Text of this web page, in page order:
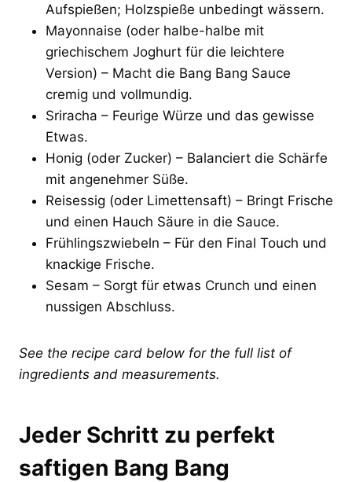
Aufspießen; Holzspieße unbedingt wässern.
Mayonnaise (oder halbe-halbe mit
griechischem Joghurt für die leichtere
Version) – Macht die Bang Bang Sauce
cremig und vollmundig.
Sriracha – Feurige Würze und das gewisse
Etwas.
Honig (oder Zucker) – Balanciert die Schärfe
mit angenehmer Süße.
Reisessig (oder Limettensaft) – Bringt Frische
und einen Hauch Säure in die Sauce.
Frühlingszwiebeln – Für den Final Touch und
knackige Frische.
Sesam – Sorgt für etwas Crunch und einen
nussigen Abschluss.
See the recipe card below for the full list of
ingredients and measurements.
Jeder Schritt zu perfekt
saftigen Bang Bang